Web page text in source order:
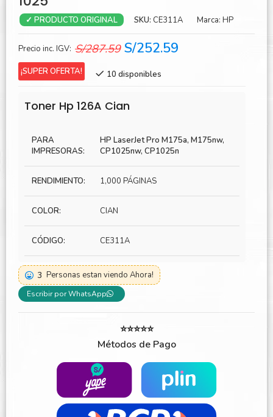
✓ PRODUCTO ORIGINAL SKU: CE311A Marca: HP
Precio inc. IGV: S/287.59 El
original
S/287.59.
S/252.59
¡SUPER OFERTA! 10 disponibles
Toner Hp 126A Cian
PARA
IMPRESORAS:
HP LaserJet Pro M175a, M175nw,
CP1025nw, CP1025n
RENDIMIENTO: 1,000 PÁGINAS
COLOR: CIAN
CÓDIGO: CE311A
3 Personas estan viendo Ahora!
Escribir por WhatsApp
⭐⭐⭐⭐⭐
Métodos de Pago